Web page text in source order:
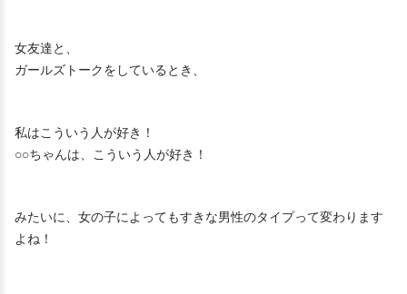
女友達と、
ガールズトークをしているとき、
私はこういう人が好き！
○○ちゃんは、こういう人が好き！
みたいに、女の子によってもすきな男性のタイプって変わります
よね！